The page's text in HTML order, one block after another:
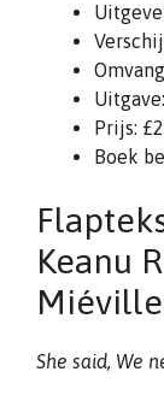
Prijs:
Boek
Keanu
Miéville
She said, We